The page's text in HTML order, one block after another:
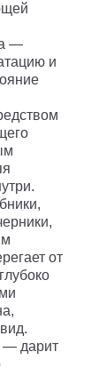
—
и
от
— дарит